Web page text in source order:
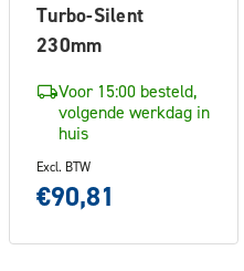
Turbo-Silent
230mm
Voor 15:00 besteld,
volgende werkdag in
huis
Excl. BTW
€90,81